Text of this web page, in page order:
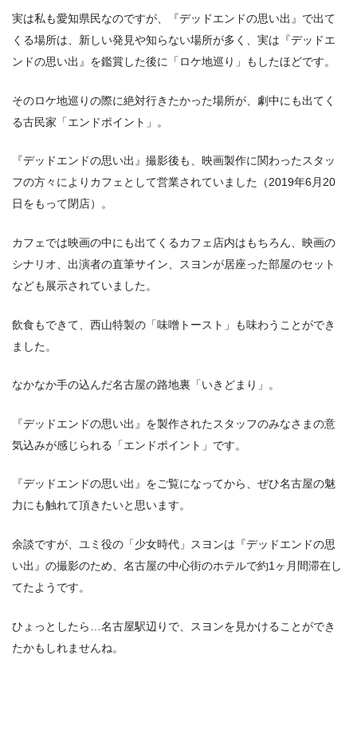
実は私も愛知県民なのですが、『デッドエンドの思い出』で出て
くる場所は、新しい発見や知らない場所が多く、実は『デッドエ
ンドの思い出』を鑑賞した後に「ロケ地巡り」もしたほどです。
そのロケ地巡りの際に絶対行きたかった場所が、劇中にも出てく
る古民家「エンドポイント」。
『デッドエンドの思い出』撮影後も、映画製作に関わったスタッ
フの方々によりカフェとして営業されていました（2019年6月20
日をもって閉店）。
カフェでは映画の中にも出てくるカフェ店内はもちろん、映画の
シナリオ、出演者の直筆サイン、スヨンが居座った部屋のセット
なども展示されていました。
飲食もできて、西山特製の「味噌トースト」も味わうことができ
ました。
なかなか手の込んだ名古屋の路地裏「いきどまり」。
『デッドエンドの思い出』を製作されたスタッフのみなさまの意
気込みが感じられる「エンドポイント」です。
『デッドエンドの思い出』をご覧になってから、ぜひ名古屋の魅
力にも触れて頂きたいと思います。
余談ですが、ユミ役の「少女時代」スヨンは『デッドエンドの思
い出』の撮影のため、名古屋の中心街のホテルで約1ヶ月間滞在し
てたようです。
ひょっとしたら…名古屋駅辺りで、スヨンを見かけることができ
たかもしれませんね。